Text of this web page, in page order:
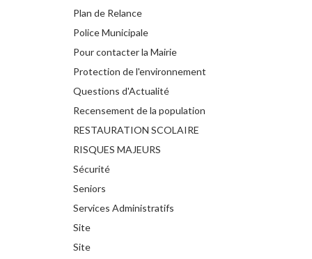
Plan de Relance
Police Municipale
Pour contacter la Mairie
Protection de l'environnement
Questions d'Actualité
Recensement de la population
RESTAURATION SCOLAIRE
RISQUES MAJEURS
Sécurité
Seniors
Services Administratifs
Site
Site